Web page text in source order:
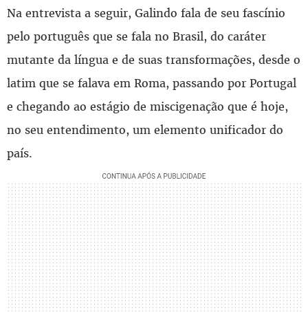
Na entrevista a seguir, Galindo fala de seu fascínio
pelo português que se fala no Brasil, do caráter
mutante da língua e de suas transformações, desde o
latim que se falava em Roma, passando por Portugal
e chegando ao estágio de miscigenação que é hoje,
no seu entendimento, um elemento unificador do
país.